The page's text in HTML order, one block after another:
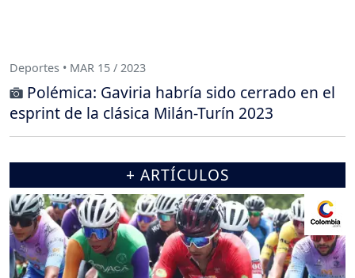
Deportes • MAR 15 / 2023
Polémica: Gaviria habría sido cerrado en el
esprint de la clásica Milán-Turín 2023
+ ARTÍCULOS